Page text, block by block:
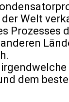
Welt
Prozesses
dem